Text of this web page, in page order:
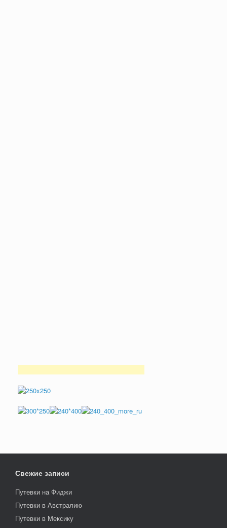
Свежие записи
Путевки на Фиджи
Путевки в Австралию
Путевки в Мексику